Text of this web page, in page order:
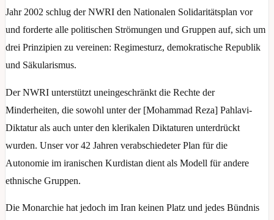
Jahr 2002 schlug der NWRI den Nationalen Solidaritätsplan vor
und forderte alle politischen Strömungen und Gruppen auf, sich um
drei Prinzipien zu vereinen: Regimesturz, demokratische Republik
und Säkularismus.
Der NWRI unterstützt uneingeschränkt die Rechte der
Minderheiten, die sowohl unter der [Mohammad Reza] Pahlavi-
Diktatur als auch unter den klerikalen Diktaturen unterdrückt
wurden. Unser vor 42 Jahren verabschiedeter Plan für die
Autonomie im iranischen Kurdistan dient als Modell für andere
ethnische Gruppen.
Die Monarchie hat jedoch im Iran keinen Platz und jedes Bündnis